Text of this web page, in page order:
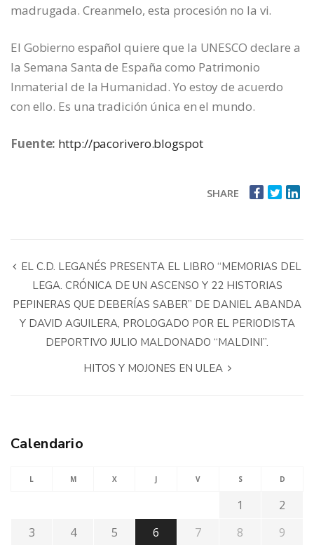
madrugada. Creanmelo, esta procesión no la vi.
El Gobierno español quiere que la UNESCO declare a
la Semana Santa de España como Patrimonio
Inmaterial de la Humanidad. Yo estoy de acuerdo
con ello. Es una tradición única en el mundo.
Fuente: http://pacorivero.blogspot
SHARE
EL C.D. LEGANÉS PRESENTA EL LIBRO “MEMORIAS DEL
LEGA. CRÓNICA DE UN ASCENSO Y 22 HISTORIAS
PEPINERAS QUE DEBERÍAS SABER” DE DANIEL ABANDA
Y DAVID AGUILERA, PROLOGADO POR EL PERIODISTA
DEPORTIVO JULIO MALDONADO “MALDINI”.
HITOS Y MOJONES EN ULEA
Calendario
L M X J V S D
1
2
3
4 5 6 7 8
9